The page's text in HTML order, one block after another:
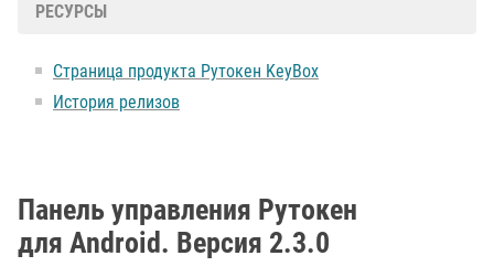
РЕСУРСЫ
Страница продукта Рутокен KeyBox
История релизов
Панель управления Рутокен
для Android. Версия 2.3.0